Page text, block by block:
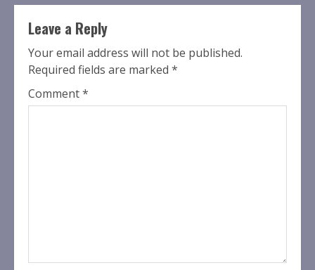
Leave a Reply
Your email address will not be published.
Required fields are marked *
Comment*